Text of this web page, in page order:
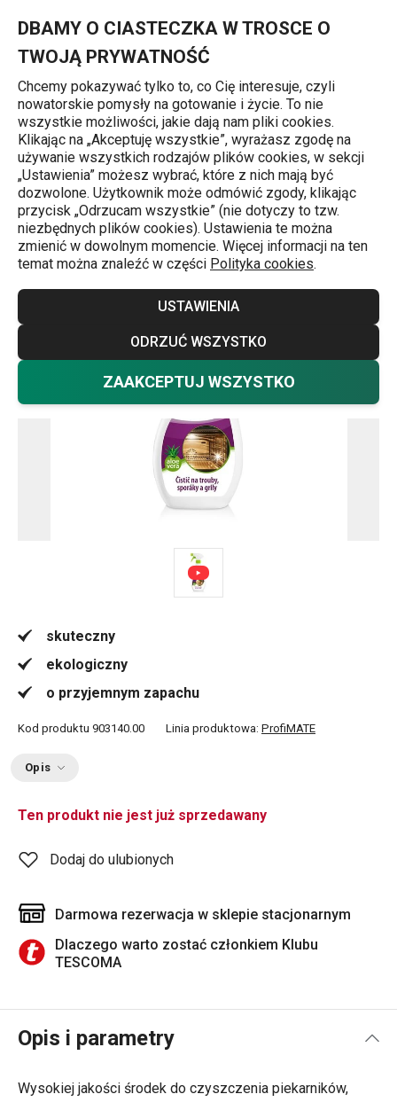
DBAMY O CIASTECZKA W TROSCE O
TWOJĄ PRYWATNOŚĆ
Chcemy pokazywać tylko to, co Cię interesuje, czyli
nowatorskie pomysły na gotowanie i życie. To nie
wszystkie możliwości, jakie dają nam pliki cookies.
Klikając na „Akceptuję wszystkie”, wyrażasz zgodę na
używanie wszystkich rodzajów plików cookies, w sekcji
„Ustawienia” możesz wybrać, które z nich mają być
dozwolone. Użytkownik może odmówić zgody, klikając
przycisk „Odrzucam wszystkie” (nie dotyczy to tzw.
niezbędnych plików cookies). Ustawienia te można
zmienić w dowolnym momencie. Więcej informacji na ten
temat można znaleźć w części Polityka cookies.
USTAWIENIA
ODRZUĆ WSZYSTKO
ZAAKCEPTUJ WSZYSTKO
Strona główna
Środek czyszczący do piekarników,
kuchenek i grillów ProfiMATE
500 ml, Aloe Vera
skuteczny
ekologiczny
o przyjemnym zapachu
Kod produktu 903140.00 Linia produktowa: ProfiMATE
Opis
Ten produkt nie jest już sprzedawany
Dodaj do ulubionych
Darmowa rezerwacja w sklepie stacjonarnym
Dlaczego warto zostać członkiem Klubu
TESCOMA
Opis i parametry
Wysokiej jakości środek do czyszczenia piekarników,